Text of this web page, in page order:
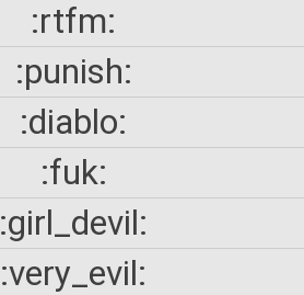
:rtfm:
:punish:
:diablo:
:fuk:
:girl_devil:
:very_evil: